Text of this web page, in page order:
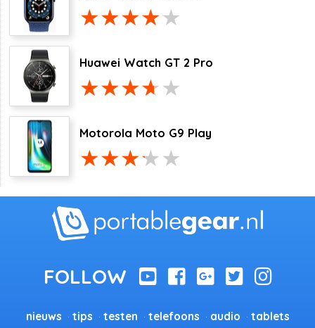
Huawei Watch GT 2 Pro
Motorola Moto G9 Play
nieuws tips testen telefoons audio tablets